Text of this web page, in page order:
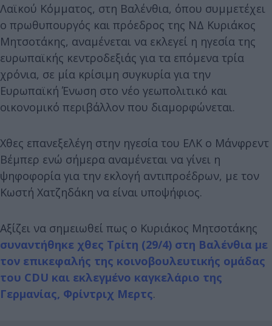
Λαϊκού Κόμματος, στη Βαλένθια, όπου συμμετέχει
ο πρωθυπουργός και πρόεδρος της ΝΔ Κυριάκος
Μητσοτάκης, αναμένεται να εκλεγεί η ηγεσία της
ευρωπαϊκής κεντροδεξιάς για τα επόμενα τρία
χρόνια, σε μία κρίσιμη συγκυρία για την
Ευρωπαϊκή Ένωση στο νέο γεωπολιτικό και
οικονομικό περιβάλλον που διαμορφώνεται.
Χθες επανεξελέγη στην ηγεσία του ΕΛΚ ο Μάνφρεντ
Βέμπερ ενώ σήμερα αναμένεται να γίνει η
ψηφοφορία για την εκλογή αντιπροέδρων, με τον
Κωστή Χατζηδάκη να είναι υποψήφιος.
Αξίζει να σημειωθεί πως ο Κυριάκος Μητσοτάκης
συναντήθηκε χθες Τρίτη (29/4) στη Βαλένθια με
τον επικεφαλής της κοινοβουλευτικής ομάδας
του CDU και εκλεγμένο καγκελάριο της
Γερμανίας, Φρίντριχ Μερτς.